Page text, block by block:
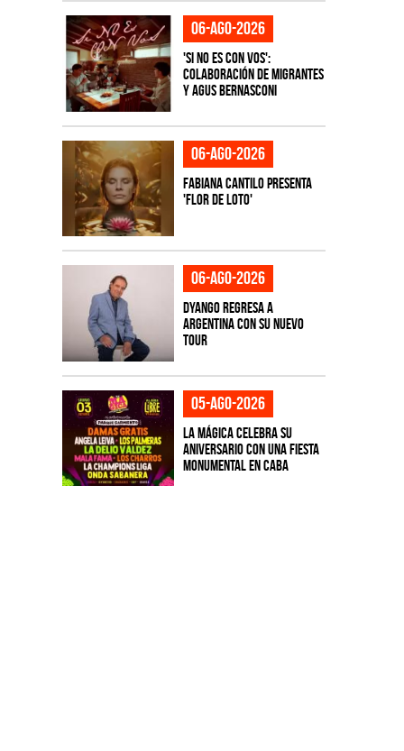
06-ago-2026
'Si No Es Con Vos':
colaboración de Migrantes
y Agus Bernasconi
06-ago-2026
Fabiana Cantilo presenta
'Flor de Loto'
06-ago-2026
Dyango regresa a
Argentina con su nuevo
tour
05-ago-2026
La Mágica celebra su
aniversario con una fiesta
monumental en CABA